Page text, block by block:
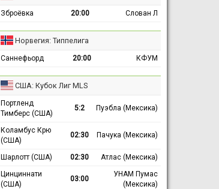
Зброёвка 20:00 Слован Л
Норвегия: Типпелига
Саннефьорд 20:00 КФУМ
США: Кубок Лиг MLS
Портленд
Тимберс (США)
5:2 Пуэбла (Мексика)
Коламбус Крю
(США)
02:30 Пачука (Мексика)
Шарлотт (США) 02:30
Атлас (Мексика)
Цинциннати
(США)
03:00
УНАМ Пумас
(Мексика)